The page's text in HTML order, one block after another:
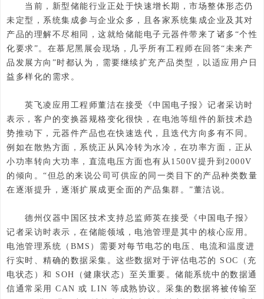
当前，新型储能行业正处于快速增长期，市场整体形态仍
未定型，系统集成参与企业众多，且各家系统集成企业及其对
产品的理解不尽相同，这就给储能电子元器件带来了诸多“个性
化要求”。在慕尼黑展会现场，几乎所有工程师在回答“未来产
品发展方向”时都认为，需要继续扩充产品类型，以适应用户日
益多样化的需求。
英飞凌应用工程师董洁在接受《中国电子报》记者采访时
表示，客户的变换器规格变化很快，在电池等组件的新技术趋
势推动下，元器件产品也在快速迭代，且迭代方向多有不同。
例如在散热方面，系统正从风冷转为水冷，在功率方面，正从
小功率转向大功率，直流电压方面也有从1500V提升到2000V
的倾向。“但总的来说公司可供应的同一类目下的产品种类数量
在逐渐提升，逐渐扩展成更全面的产品集群。”董洁说。
德州仪器中国区技术支持总监师英在接受《中国电子报》
记者采访时表示，在储能领域，电池管理是其中的核心应用。
电池管理系统（BMS）需要对每节电芯的电压、电流和温度进
行实时、精确的数据采集。这些数据对于评估电芯的 SOC（充
电状态）和 SOH（健康状态）至关重要。储能系统中的数据通
信通常采用 CAN 或 LIN 等成熟协议。采集的数据将被传输至